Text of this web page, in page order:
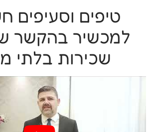
טיפים וסעיפים
למכשיר בהקשר
שכירות בלתי